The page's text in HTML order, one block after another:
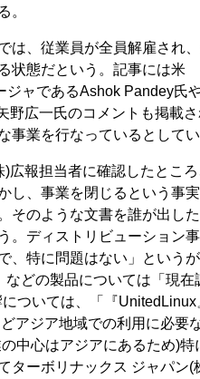
。
は、従業員が全員解雇され
状態だという。記事には米
ャであるAshok Pandey氏
野広一氏のコメントも掲載
事業を行なっているとしてい
広報担当者に確認したとこ
し、事業を閉じるという事実
のような文書を誰が出した
。ディストリビューション
、特に問題はない」という
どの製品については「現在
ついては、「『UnitedLinux
アジア地域での利用に必要
中心はアジアにあるため)特
ターボリナックス ジャパン(